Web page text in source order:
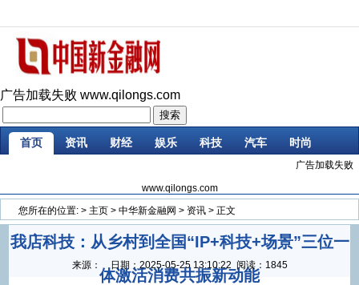
广告加载失败 www.qilongs.com
首页 资讯 财经 娱乐 科技 汽车 时尚
广告加载失败
www.qilongs.com
您所在的位置: > 主页 > 中华新金融网 > 资讯 > 正文
我店科技：从乡村到全国“IP+科技+场景”三位一
体激活消费共振新动能
来源： 日期： 2025-05-25 13:10:22 阅读：1845